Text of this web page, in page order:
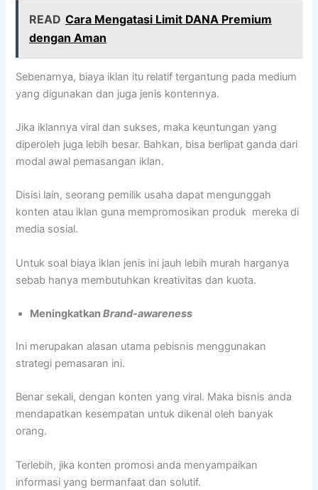
READ Cara Mengatasi Limit DANA Premium
dengan Aman
Sebenarnya, biaya iklan itu relatif tergantung pada medium
yang digunakan dan juga jenis kontennya.
Jika iklannya viral dan sukses, maka keuntungan yang
diperoleh juga lebih besar. Bahkan, bisa berlipat ganda dari
modal awal pemasangan iklan.
Disisi lain, seorang pemilik usaha dapat mengunggah
konten atau iklan guna mempromosikan produk mereka di
media sosial.
Untuk soal biaya iklan jenis ini jauh lebih murah harganya
sebab hanya membutuhkan kreativitas dan kuota.
MeningkatkanBrand-awareness
Ini merupakan alasan utama pebisnis menggunakan
strategi pemasaran ini.
Benar sekali, dengan konten yang viral. Maka bisnis anda
mendapatkan kesempatan untuk dikenal oleh banyak
orang.
Terlebih, jika konten promosi anda menyampaikan
informasi yang bermanfaat dan solutif.